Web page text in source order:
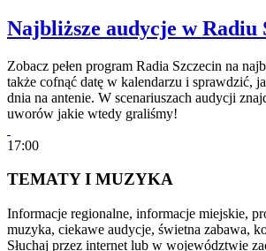
Najbliższe audycje w Radiu
Zobacz pełen program Radia Szczecin na
także cofnąć datę w kalendarzu i sprawdzić,
dnia na antenie. W scenariuszach audycji
uworów jakie wtedy graliśmy!
17:00
TEMATY I MUZYKA
Informacje regionalne, informacje miejskie,
muzyka, ciekawe audycje, świetna zabawa,
Słuchaj przez internet lub w województwie